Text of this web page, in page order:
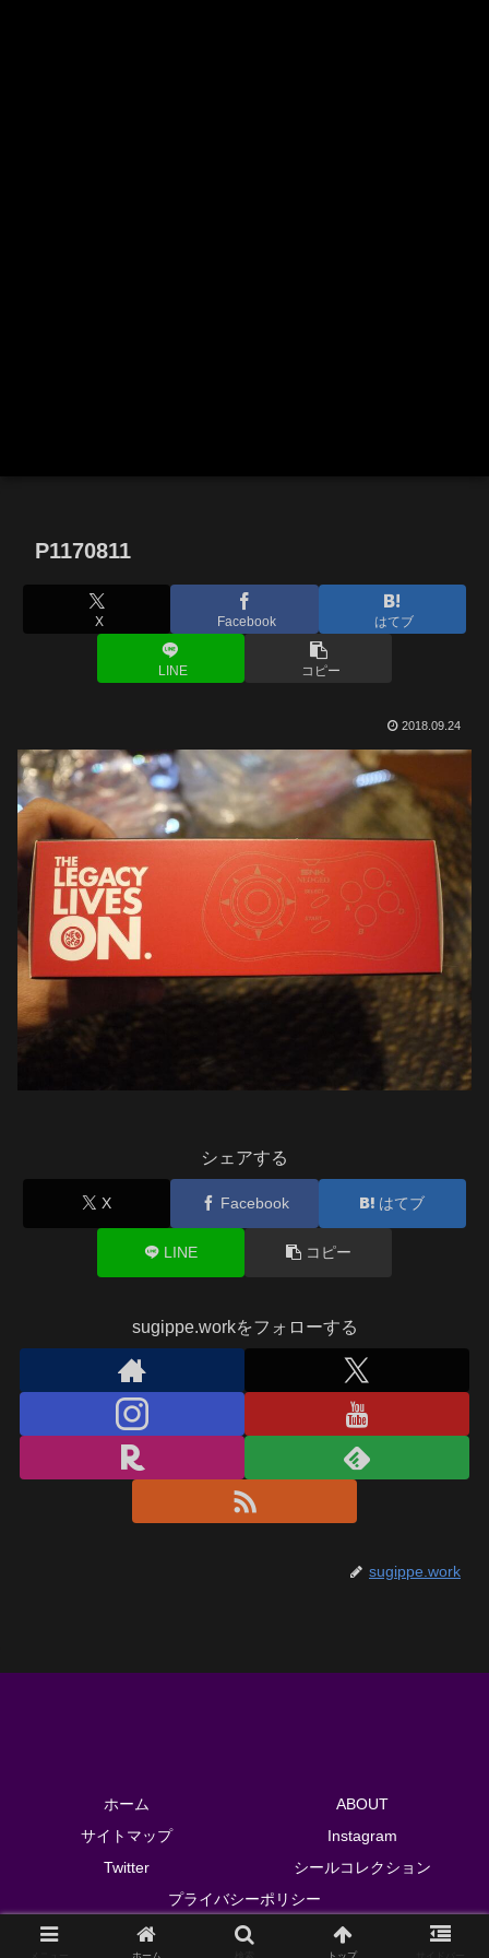
P1170811
X Facebook はてブ
LINE コピー
2018.09.24
シェアする
X Facebook はてブ
LINE コピー
sugippe.workをフォローする
sugippe.work
ホーム
ABOUT
サイトマップ
Instagram
Twitter
シールコレクション
プライバシーポリシー
© 2018 sugippe.work.
ホーム トップ